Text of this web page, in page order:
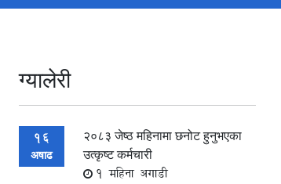
ग्यालेरी
16
अषाढ
२०८३ जेष्ठ महिनामा छनोट हुनुभएका
उत्कृष्ट कर्मचारी
1 महिना अगाडी